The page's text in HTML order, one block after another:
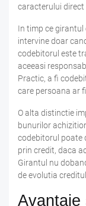
caracterului direct
In timp ce girantul
intervine doar
codebitorul este
aceeasi
Practic, a fi
care persoana ar
O alta distinctie
bunurilor
codebitorul poate
prin credit, daca
Girantul nu
de evolutia
Avantaje